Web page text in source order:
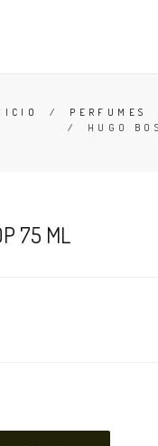
/ PERFUMES
/ HUGO
75 ML